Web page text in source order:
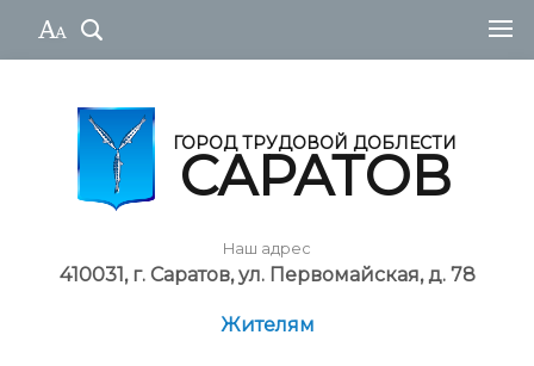
ГОРОД ТРУДОВОЙ ДОБЛЕСТИ
САРАТОВ
Наш адрес
410031, г. Саратов, ул. Первомайская, д. 78
Жителям